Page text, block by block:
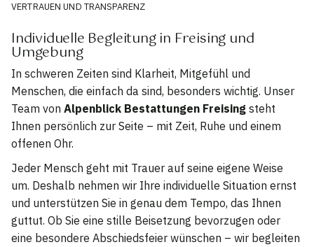
VERTRAUEN UND TRANSPARENZ
Individuelle Begleitung in Freising und
Umgebung
In schweren Zeiten sind Klarheit, Mitgefühl und
Menschen, die einfach da sind, besonders wichtig. Unser
Team von Alpenblick Bestattungen Freising steht
Ihnen persönlich zur Seite – mit Zeit, Ruhe und einem
offenen Ohr.
Jeder Mensch geht mit Trauer auf seine eigene Weise
um. Deshalb nehmen wir Ihre individuelle Situation ernst
und unterstützen Sie in genau dem Tempo, das Ihnen
guttut. Ob Sie eine stille Beisetzung bevorzugen oder
eine besondere Abschiedsfeier wünschen – wir begleiten